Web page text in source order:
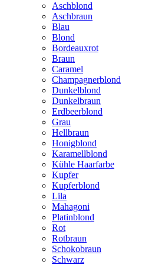
Aschblond
Aschbraun
Blau
Blond
Bordeauxrot
Braun
Caramel
Champagnerblond
Dunkelblond
Dunkelbraun
Erdbeerblond
Grau
Hellbraun
Honigblond
Karamellblond
Kühle Haarfarbe
Kupfer
Kupferblond
Lila
Mahagoni
Platinblond
Rot
Rotbraun
Schokobraun
Schwarz